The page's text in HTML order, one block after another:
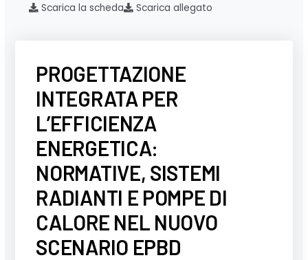
Scarica la scheda Scarica allegato
PROGETTAZIONE
INTEGRATA PER
L’EFFICIENZA
ENERGETICA:
NORMATIVE, SISTEMI
RADIANTI E POMPE DI
CALORE NEL NUOVO
SCENARIO EPBD